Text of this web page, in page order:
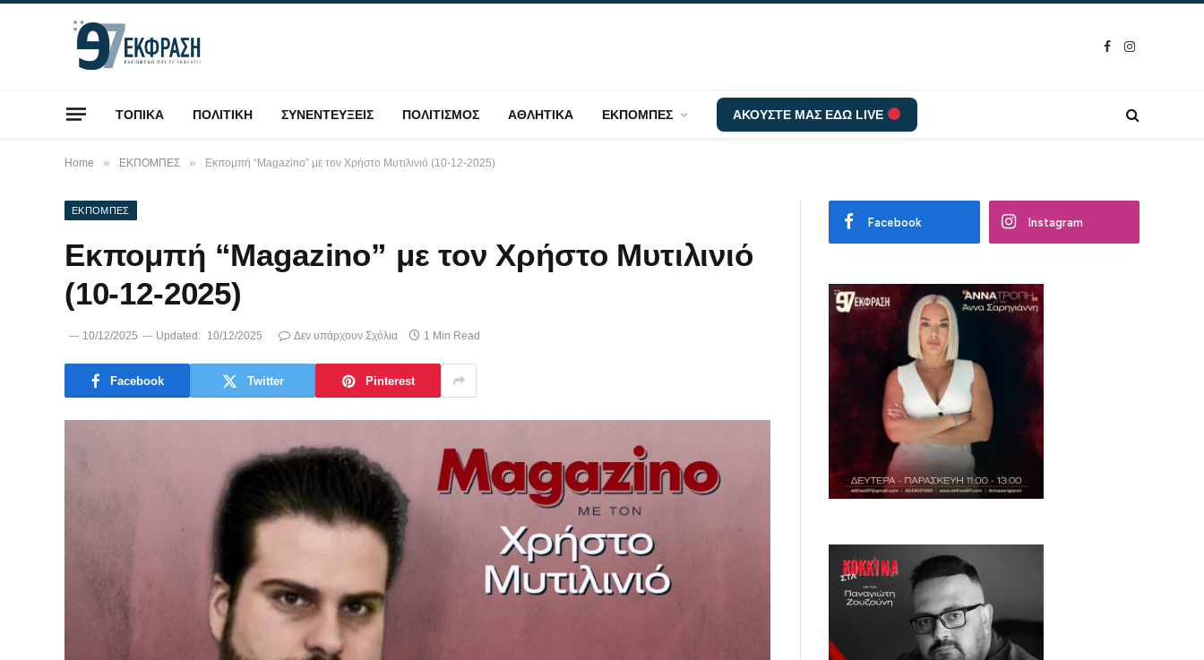
Facebook
Instagram
ΤΟΠΙΚΑ ΠΟΛΙΤΙΚΗ ΣΥΝΕΝΤΕΥΞΕΙΣ ΠΟΛΙΤΙΣΜΟΣ ΑΘΛΗΤΙΚΑ ΕΚΠΟΜΠΕΣ ΑΚΟΥΣΤΕ ΜΑΣ ΕΔΩ LIVE
Home » ΕΚΠΟΜΠΕΣ » Εκπομπή “Magazino” με τον Χρήστο Μυτιλινιό (10-12-2025)
ΕΚΠΟΜΠΕΣ
Εκπομπή “Magazino” με τον Χρήστο Μυτιλινιό
(10-12-2025)
10/12/2025 Updated: 10/12/2025 Δεν υπάρχουν Σχόλια 1 Min Read
Facebook Twitter Pinterest
Facebook Instagram